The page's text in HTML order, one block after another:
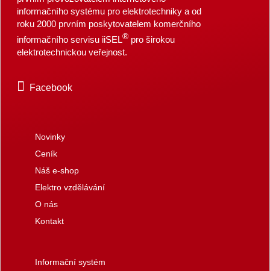
informačního systému pro elektrotechniky a od
roku 2000 prvním poskytovatelem komerčního
informačního servisu iiSEL®pro širokou
elektrotechnickou veřejnost.
Facebook
Novinky
Ceník
Náš e-shop
Elektro vzdělávání
O nás
Kontakt
Informační systém